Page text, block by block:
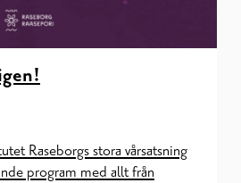
Raseborgs stora vårsatsning
program med allt från